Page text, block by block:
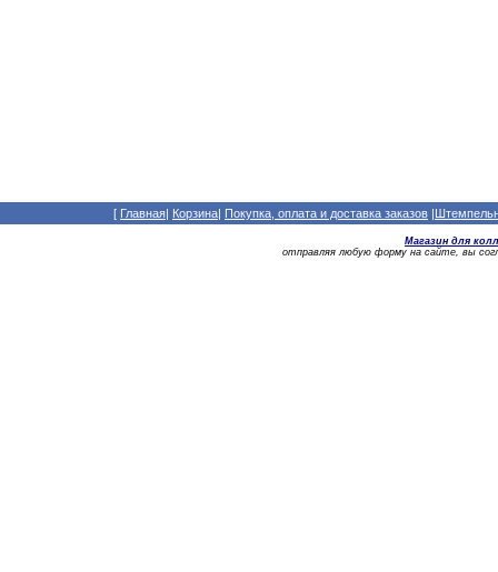
[ Главная| Корзина| Покупка, оплата и доставка заказов |
Магазин для
отправляя любую форму на сайте, вы